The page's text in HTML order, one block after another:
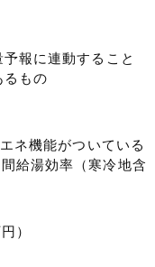
報に連動すること
るもの
ネ機能がついている
給湯効率（寒冷地含
）